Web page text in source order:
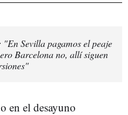
Sevilla pagamos el peaje
Barcelona no, allí siguen
en el desayuno